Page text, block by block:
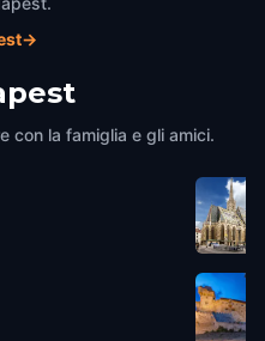
→
con la famiglia e gli amici.